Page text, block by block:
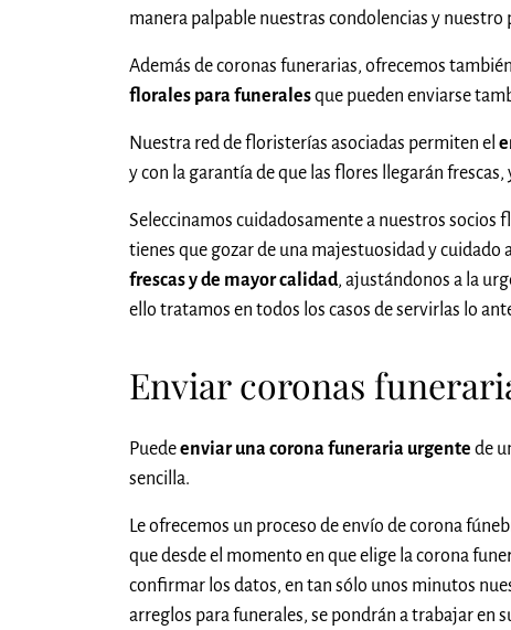
manera palpable nuestras condolencias y nuestro
Además de coronas funerarias, ofrecemos
florales para funeralesque pueden enviarse
Nuestra red de floristerías asociadas permiten el
y con la garantía de que las flores llegarán frescas,
Seleccinamos cuidadosamente a nuestros socios
tienes que gozar de una majestuosidad y cuidado
frescas y de mayor calidad, ajustándonos a la
ello tratamos en todos los casos de servirlas lo
Enviar coronas
Puedeenviar una corona funeraria urgente de
sencilla.
Le ofrecemos un proceso de envío de corona
que desde el momento en que elige la corona
confirmar los datos, en tan sólo unos minutos
arreglos para funerales, se pondrán a trabajar en